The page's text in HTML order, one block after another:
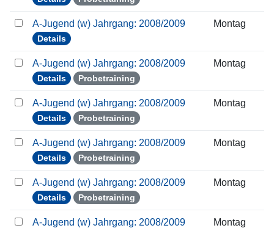
A-Jugend (w) Jahrgang: 2008/2009
Details
Montag
A-Jugend (w) Jahrgang: 2008/2009
Details Probetraining
Montag
A-Jugend (w) Jahrgang: 2008/2009
Details Probetraining
Montag
A-Jugend (w) Jahrgang: 2008/2009
Details Probetraining
Montag
A-Jugend (w) Jahrgang: 2008/2009
Details Probetraining
Montag
A-Jugend (w) Jahrgang: 2008/2009 Montag